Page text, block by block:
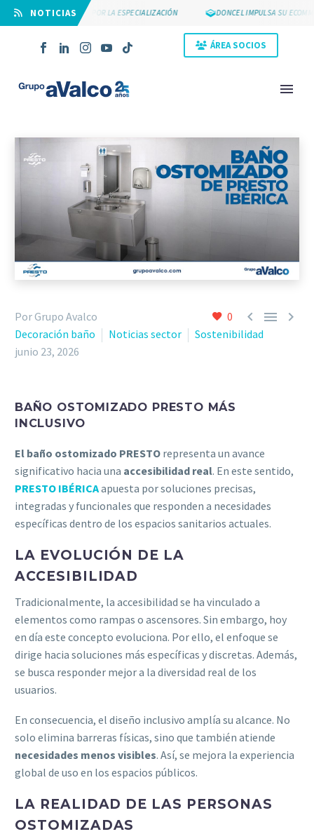
⠀NOTICIAS
SUYCAL 2000 APUESTA POR LA ESPECIALIZACIÓN DONCEL IMPULSA SU
ÁREA SOCIOS
0   
Por Grupo Avalco
Decoración baño
Noticias sector
Sostenibilidad
junio 23, 2026
BAÑO OSTOMIZADO PRESTO MÁS
INCLUSIVO
El baño ostomizado PRESTO representa un avance
significativo hacia una accesibilidad real. En este sentido,
PRESTO IBÉRICAapuesta por soluciones precisas,
integradas y funcionales que responden a necesidades
específicas dentro de los espacios sanitarios actuales.
LA EVOLUCIÓN DE LA
ACCESIBILIDAD
Tradicionalmente, la accesibilidad se ha vinculado a
elementos como rampas o ascensores. Sin embargo, hoy
en día este concepto evoluciona. Por ello, el enfoque se
dirige hacia soluciones más específicas y discretas. Además,
se busca responder mejor a la diversidad real de los
usuarios.
En consecuencia, el diseño inclusivo amplía su alcance. No
solo elimina barreras físicas, sino que también atiende
necesidades menos visibles. Así, se mejora la experiencia
global de uso en los espacios públicos.
LA REALIDAD DE LAS PERSONAS
OSTOMIZADAS